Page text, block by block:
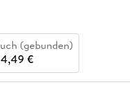
(gebunden)
€